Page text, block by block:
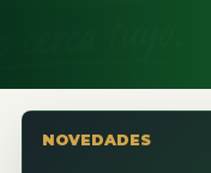
NOVEDADES